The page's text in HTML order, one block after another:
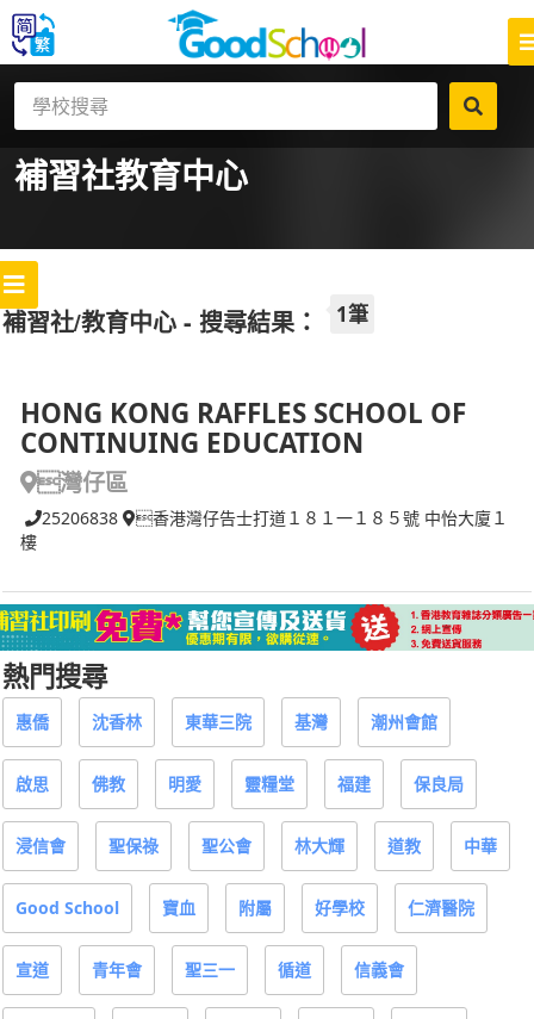
補習社教育中心
補習社/教育中心 - 搜尋結果： 1筆
HONG KONG RAFFLES SCHOOL OF
CONTINUING EDUCATION
灣仔區
25206838
香港灣仔告士打道１８１一１８５號 中怡大廈１
樓
熱門搜尋
惠僑 沈香林 東華三院 基灣 潮州會館
啟思 佛教 明愛 靈糧堂 福建 保良局
浸信會 聖保祿 聖公會 林大輝 道教 中華
Good School 寶血 附屬 好學校 仁濟醫院
宣道 青年會 聖三一 循道 信義會